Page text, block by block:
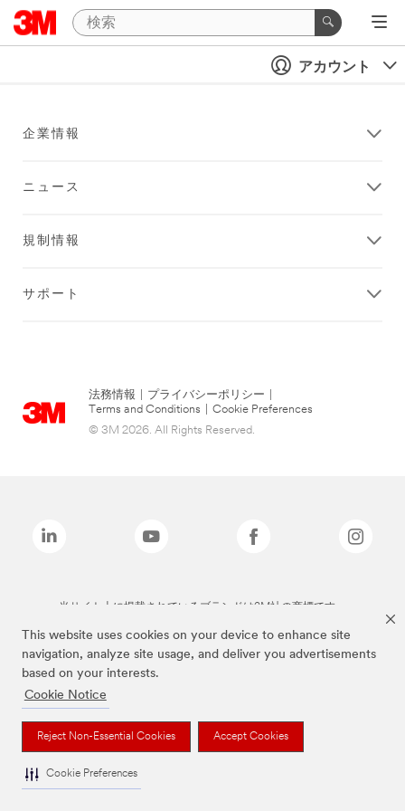
This website uses cookies on your device to enhance site
navigation, analyze site usage, and deliver you advertisements
based on your interests.
Cookie Notice
Reject Non-Essential Cookies Accept Cookies
Cookie Preferences
アカウント
企業情報
ニュース
規制情報
サポート
法務情報 プライバシーポリシー
Terms and Conditions
Cookie Preferences
© 3M 2026. All Rights Reserved.
当サイト上に掲載されているブランドは3M社の商標です。